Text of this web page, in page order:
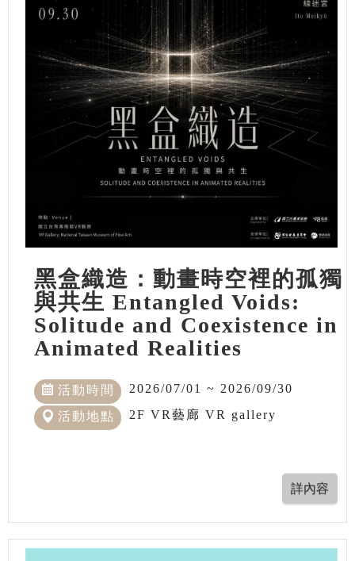
黑盒織造：動畫時空裡的孤獨
與共生 Entangled Voids:
Solitude and Coexistence in
Animated Realities
活動時間 2026/07/01 ~ 2026/09/30
活動地點 2F VR藝廊 VR gallery